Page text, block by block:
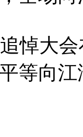
追悼大
等向